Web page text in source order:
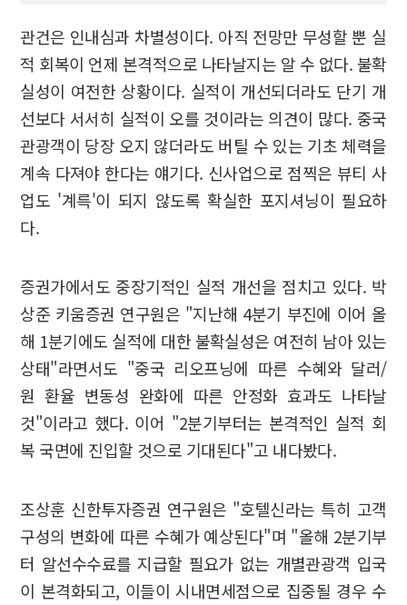
관건은 인내심과 차별성이다. 아직 전망만 무성할 뿐 실
적 회복이 언제 본격적으로 나타날지는 알 수 없다. 불확
실성이 여전한 상황이다. 실적이 개선되더라도 단기 개
선보다 서서히 실적이 오를 것이라는 의견이 많다. 중국
관광객이 당장 오지 않더라도 버틸 수 있는 기초 체력을
계속 다져야 한다는 얘기다. 신사업으로 점찍은 뷰티 사
업도 '계륵'이 되지 않도록 확실한 포지셔닝이 필요하
다.
증권가에서도 중장기적인 실적 개선을 점치고 있다. 박
상준 키움증권 연구원은 "지난해 4분기 부진에 이어 올
해 1분기에도 실적에 대한 불확실성은 여전히 남아 있는
상태"라면서도 "중국 리오프닝에 따른 수혜와 달러/
원 환율 변동성 완화에 따른 안정화 효과도 나타날
것"이라고 했다. 이어 "2분기부터는 본격적인 실적 회
복 국면에 진입할 것으로 기대된다"고 내다봤다.
조상훈 신한투자증권 연구원은 "호텔신라는 특히 고객
구성의 변화에 따른 수혜가 예상된다"며 "올해 2분기부
터 알선수수료를 지급할 필요가 없는 개별관광객 입국
이 본격화되고, 이들이 시내면세점으로 집중될 경우 수